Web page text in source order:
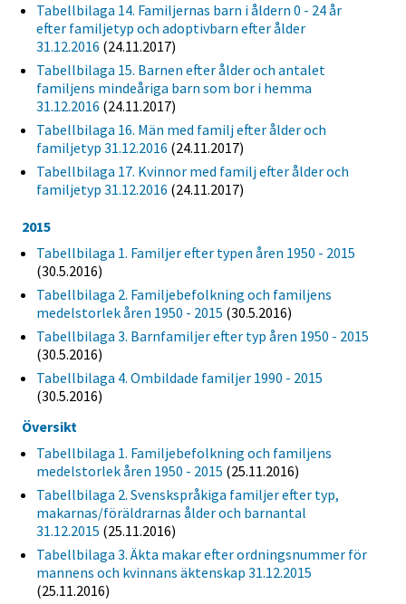
Tabellbilaga 14. Familjernas barn i åldern 0 - 24 år
efter familjetyp och adoptivbarn efter ålder
31.12.2016 (24.11.2017)
Tabellbilaga 15. Barnen efter ålder och antalet
familjens mindeåriga barn som bor i hemma
31.12.2016 (24.11.2017)
Tabellbilaga 16. Män med familj efter ålder och
familjetyp 31.12.2016 (24.11.2017)
Tabellbilaga 17. Kvinnor med familj efter ålder och
familjetyp 31.12.2016 (24.11.2017)
2015
Tabellbilaga 1. Familjer efter typen åren 1950 - 2015
(30.5.2016)
Tabellbilaga 2. Familjebefolkning och familjens
medelstorlek åren 1950 - 2015 (30.5.2016)
Tabellbilaga 3. Barnfamiljer efter typ åren 1950 - 2015
(30.5.2016)
Tabellbilaga 4. Ombildade familjer 1990 - 2015
(30.5.2016)
Översikt
Tabellbilaga 1. Familjebefolkning och familjens
medelstorlek åren 1950 - 2015 (25.11.2016)
Tabellbilaga 2. Svenskspråkiga familjer efter typ,
makarnas/föräldrarnas ålder och barnantal
31.12.2015 (25.11.2016)
Tabellbilaga 3. Äkta makar efter ordningsnummer för
mannens och kvinnans äktenskap 31.12.2015
(25.11.2016)